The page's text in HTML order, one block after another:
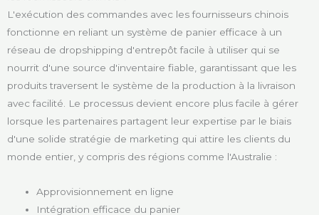
L'exécution des commandes avec les fournisseurs chinois
fonctionne en reliant un système de panier efficace à un
réseau de dropshipping d'entrepôt facile à utiliser qui se
nourrit d'une source d'inventaire fiable, garantissant que les
produits traversent le système de la production à la livraison
avec facilité. Le processus devient encore plus facile à gérer
lorsque les partenaires partagent leur expertise par le biais
d'une solide stratégie de marketing qui attire les clients du
monde entier, y compris des régions comme l'Australie :
Approvisionnement en ligne
Intégration efficace du panier